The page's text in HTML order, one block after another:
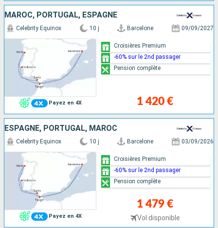
MAROC, PORTUGAL, ESPAGNE
Payez en 4X
Celebrity Equinox 10 j Barcelone 09/09/2027
1 420 €
Croisières Premium
-60% sur le 2nd passager
Pension complète
ESPAGNE, PORTUGAL, MAROC
Payez en 4X
Celebrity Equinox 10 j Barcelone 03/09/2026
1 479 €
Vol disponible
Croisières Premium
-60% sur le 2nd passager
Pension complète